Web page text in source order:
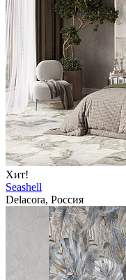
Хит!
Seashell
Delacora, Россия